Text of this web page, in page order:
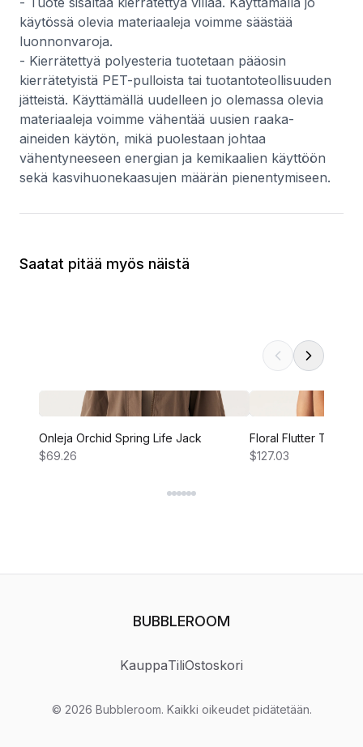
käytössä olevia materiaaleja voimme säästää
luonnonvaroja.
- Kierrätettyä polyesteria tuotetaan pääosin
kierrätetyistä PET-pulloista tai tuotantoteollisuuden
jätteistä. Käyttämällä uudelleen jo olemassa olevia
materiaaleja voimme vähentää uusien raaka-
aineiden käytön, mikä puolestaan johtaa
vähentyneeseen energian ja kemikaalien käyttöön
sekä kasvihuonekaasujen määrän pienentymiseen.
Saatat pitää myös näistä
Onleja Orchid Spring Life Jack
$69.26
Floral Flutter Tiered
$127.03
BUBBLEROOM
KauppaTiliOstoskori
© 2026 Bubbleroom. Kaikki oikeudet pidätetään.